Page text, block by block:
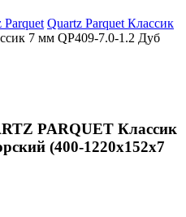
Parquet Quartz Parquet Классик
7 мм QP409-7.0-1.2 Дуб
PARQUET Классик
(400-1220х152х7